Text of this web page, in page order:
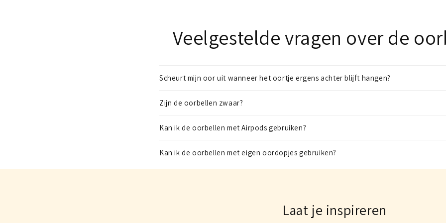
Veelgestelde vragen over de
Scheurt mijn oor uit wanneer het oortje ergens achter blijft hangen?
Zijn de oorbellen zwaar?
Kan ik de oorbellen met Airpods gebruiken?
Kan ik de oorbellen met eigen oordopjes gebruiken?
Laat je inspireren